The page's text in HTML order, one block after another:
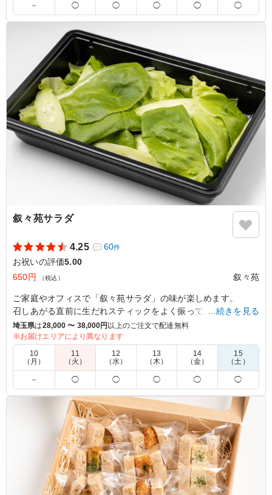
保護者の皆さんは、まずご飯が美味しい！とおかずもとて
もバランスよく、みなさん完食されてました。 子供達
は、もっと食べたい‼︎と言ってました。 ご飯の量だけプラ
スできると嬉しいなと思いました。
ご利用シーン：お祝い›卒業式
東京都葛飾区東立石2026/03/06
－ ◯ ◯ ◯ ◯ ◯
叙々苑サラダ
4.25 60件
お祝いの評価5.00
650円
（税込） 叙々苑
ご家庭やオフィスで「叙々苑サラダ」の味が楽しめます。
召しあがる直前に生だれスティックをよく振ってから野菜と和
えてください。
※ニンニクの有・無がお選び頂けます。下記プルダウンよりお
選びください。
5.0
量も多いく、しっかりした味付けのドレッシングがとても
よい。 ドレッシングの油がもう少ないとなおよい。
ご利用シーン：お祝い›記念日
東京都世田谷区玉川台2025/11/10
…続きを見る
埼玉県は28,000 〜 38,000円 以上のご注文で配達無料
※お届けエリアにより異なります
10
（月）
11
（火）
12
（水）
13
（木）
14
（金）
15
（土）
－ ◯ ◯ ◯ ◯ ◯